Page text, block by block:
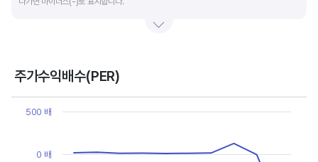
투자활동 현금흐름은 기업의 기계 및 공장증설이나 금융자산 거래에서 발생하는
재무활동 현금흐름은 증자, 차입, 배당을 통해 발생하는 현금유출입을 뜻합니다.
주가수익배수(PER)
Chart
Line chart with 10 data points.
The chart has 1 Y axis displaying values. Data ranges from -
0 배
500 배